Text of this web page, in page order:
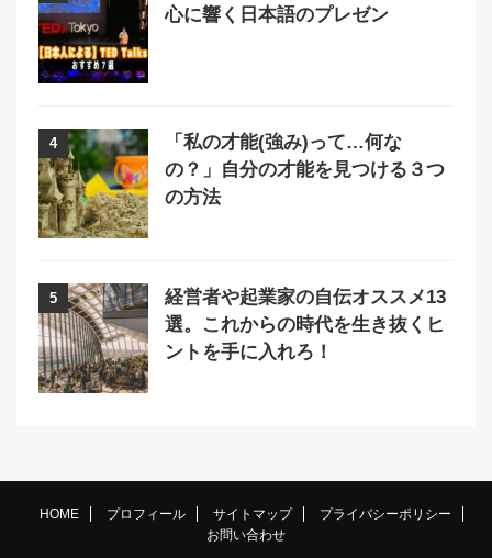
心に響く日本語のプレゼン
4
「私の才能(強み)って…何な
の？」自分の才能を見つける３つ
の方法
5
経営者や起業家の自伝オススメ13
選。これからの時代を生き抜くヒ
ントを手に入れろ！
HOME プロフィール サイトマップ
プライバシーポリシー
お問い合わせ